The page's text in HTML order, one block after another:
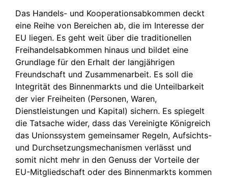
Das Handels- und Kooperationsabkommen deckt
eine Reihe von Bereichen ab, die im Interesse der
EU liegen. Es geht weit über die traditionellen
Freihandelsabkommen hinaus und bildet eine
Grundlage für den Erhalt der langjährigen
Freundschaft und Zusammenarbeit. Es soll die
Integrität des Binnenmarkts und die Unteilbarkeit
der vier Freiheiten (Personen, Waren,
Dienstleistungen und Kapital) sichern. Es spiegelt
die Tatsache wider, dass das Vereinigte Königreich
das Unionssystem gemeinsamer Regeln, Aufsichts-
und Durchsetzungsmechanismen verlässt und
somit nicht mehr in den Genuss der Vorteile der
EU-Mitgliedschaft oder des Binnenmarkts kommen